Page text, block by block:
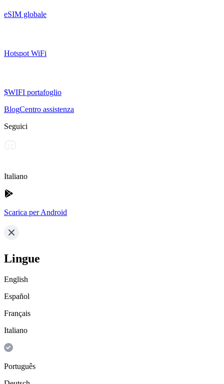
eSIM globale
Hotspot WiFi
$WIFI portafoglio
BlogCentro assistenza
Seguici
Italiano
Scarica per Android
Lingue
English
Español
Français
Italiano
Português